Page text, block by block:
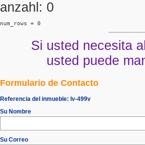
anzahl: 0
num_rows = 0
Si usted necesita
usted puede
Formulario de Contacto
Referencia del inmueble: lv-499v
Su Nombre
Su Correo